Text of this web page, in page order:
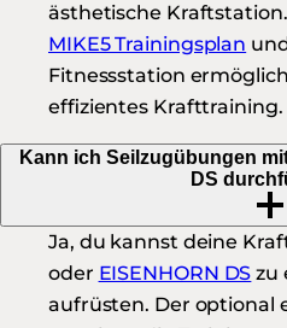
ästhetische
MIKE5 Trainingsplan
Fitnessstation
effizientes Krafttraining.
Kann ich Seilzugübungen
DS
Ja, du kannst deine
oder EISENHORN DS zu
aufrüsten. Der optional